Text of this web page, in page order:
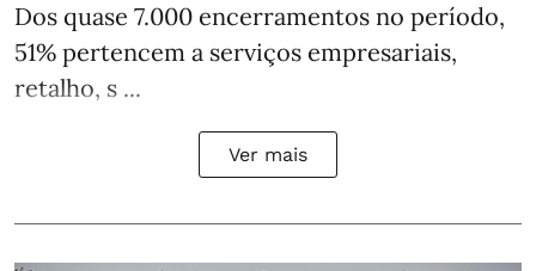
Dos quase 7.000 encerramentos no período,
51% pertencem a serviços empresariais,
retalho, s ...
Ver mais